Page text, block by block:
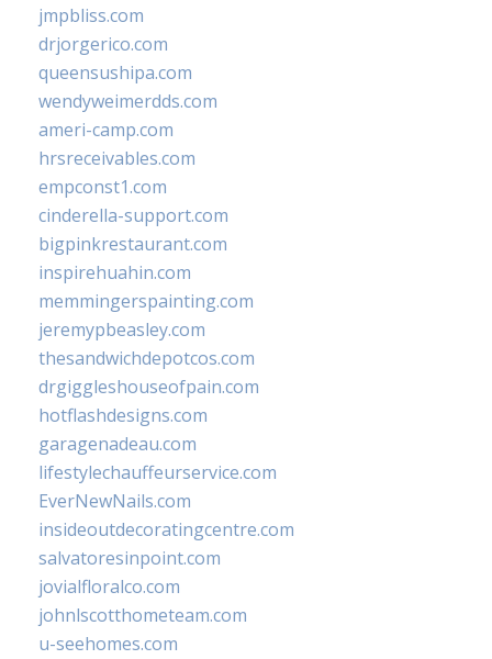
jmpbliss.com
drjorgerico.com
queensushipa.com
wendyweimerdds.com
ameri-camp.com
hrsreceivables.com
empconst1.com
cinderella-support.com
bigpinkrestaurant.com
inspirehuahin.com
memmingerspainting.com
jeremypbeasley.com
thesandwichdepotcos.com
drgiggleshouseofpain.com
hotflashdesigns.com
garagenadeau.com
lifestylechauffeurservice.com
EverNewNails.com
insideoutdecoratingcentre.com
salvatoresinpoint.com
jovialfloralco.com
johnlscotthometeam.com
u-seehomes.com